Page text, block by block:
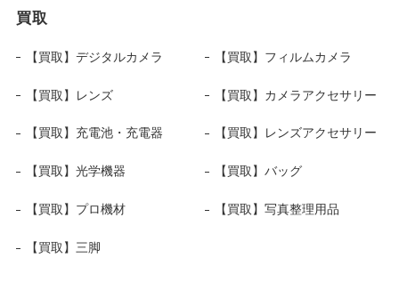
買取
【買取】デジタルカメラ 【買取】フィルムカメラ
【買取】レンズ 【買取】カメラアクセサリー
【買取】充電池・充電器 【買取】レンズアクセサリー
【買取】光学機器 【買取】バッグ
【買取】プロ機材 【買取】写真整理用品
【買取】三脚